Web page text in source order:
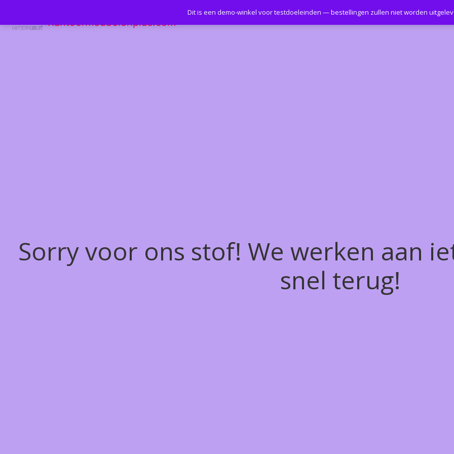
Kantoormeubelenplus.com
Sorry voor ons stof! We werken aan
snel terug!
Dit is een demo-winkel voor testdoeleinden — bestellingen zullen niet worden